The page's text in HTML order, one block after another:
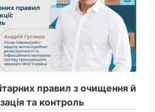
правил з очищення й
та контроль